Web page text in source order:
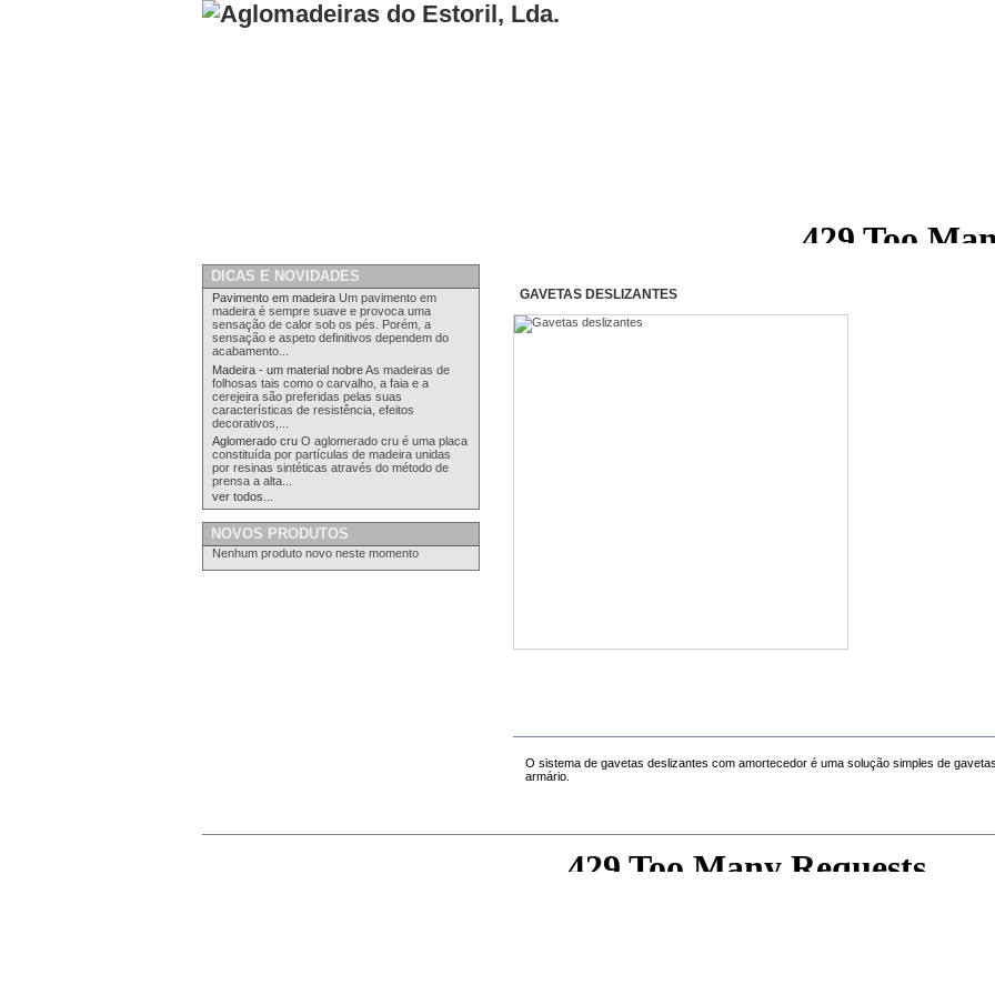
DICAS E NOVIDADES
Pavimento em madeira Um pavimento em
madeira é sempre suave e provoca uma
sensação de calor sob os pés. Porém, a
sensação e aspeto definitivos dependem do
acabamento...
Madeira - um material nobreAs madeiras de
folhosas tais como o carvalho, a faia e a
cerejeira são preferidas pelas suas
características de resistência, efeitos
decorativos,...
Aglomerado cru O aglomerado cru é uma placa
constituída por partículas de madeira unidas
por resinas sintéticas através do método de
prensa a alta...
ver todos...
NOVOS PRODUTOS
Nenhum produto novo neste momento
GAVETAS DESLIZANTES
O sistema de gavetas deslizantes com amortecedor é uma solução simples de
armário.